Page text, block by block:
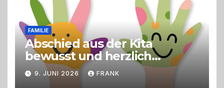
FAMILIE
Abschied aus der Kita
bewusst und herzlich
gestalten
9. JUNI 2026 FRANK